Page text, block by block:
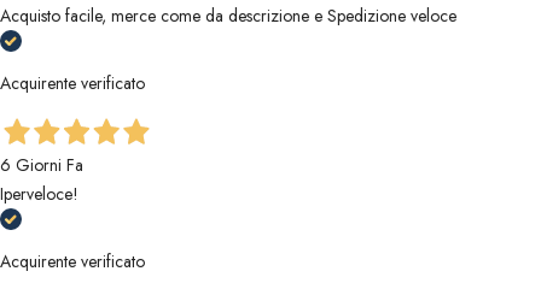
Acquisto facile, merce come da descrizione e Spedizione veloce
Acquirente verificato
6 Giorni Fa
Iperveloce!
Acquirente verificato